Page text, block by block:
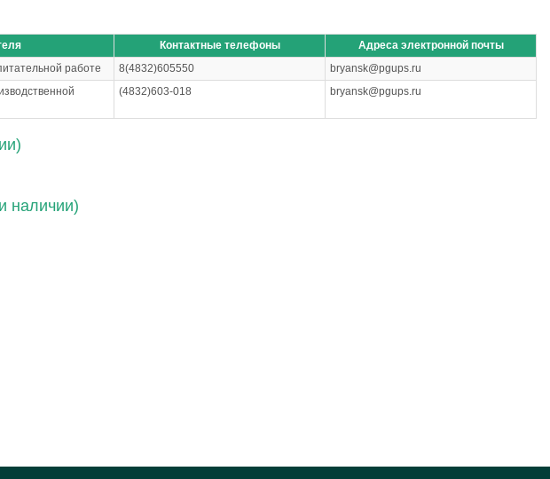
Контактные телефоны
Адреса электронной почты
работе 8(4832)605550
bryansk@pgups.ru
(4832)603-018 bryansk@pgups.ru
наличии)